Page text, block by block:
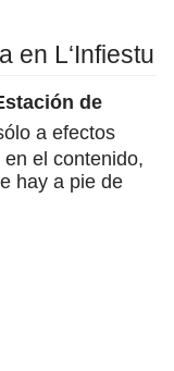
en L‘Infiestu
de
a efectos
el contenido,
hay a pie de